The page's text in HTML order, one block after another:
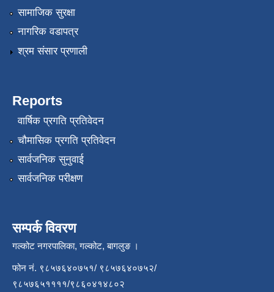
सामाजिक सुरक्षा
नागरिक वडापत्र
श्रम संसार प्रणाली
Reports
वार्षिक प्रगति प्रतिवेदन
चौमासिक प्रगति प्रतिवेदन
सार्वजनिक सुनुवाई
सार्वजनिक परीक्षण
सम्पर्क विवरण
गल्कोट नगरपालिका, गल्कोट, बागलुङ ।
फोन नं. ९८५७६४०७५१/ ९८५७६४०७५२/
९८५७६५११११/९८६०४१४८०२